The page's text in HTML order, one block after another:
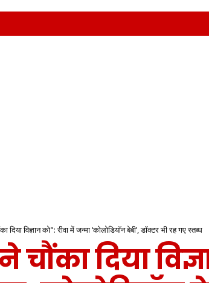
34 से 44 साल की
दिया विज्ञान को": रीवा में जन्मा ‘कोलोडियॉन बेबी’, डॉक्टर भी रह गए स्तब्ध
दिया